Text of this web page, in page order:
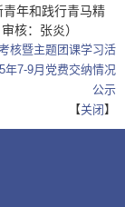
青年和践行青马精
核：张炎）
核暨主题团课学习活
年7-9月党费交纳情况
公示
【关闭 】